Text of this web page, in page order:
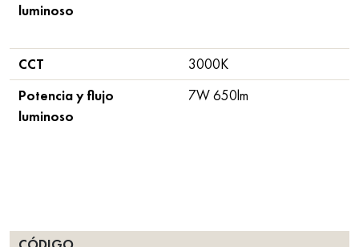
luminoso
CCT
3000K
Potencia y flujo
luminoso
7W 650lm